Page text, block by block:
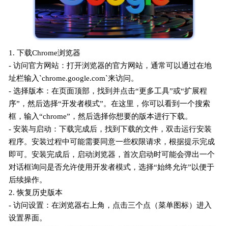
1. 下载Chrome浏览器
- 访问官方网站：打开浏览器的官方网站，通常可以通过在地
址栏输入`chrome.google.com`来访问。
- 选择版本：在页面顶部，找到并点击“更多工具”或“扩展程
序”，然后选择“开发者模式”。在这里，你可以看到一个搜索
框，输入“chrome”，然后选择你想要的版本进行下载。
- 安装与启动：下载完成后，找到下载的文件，双击运行安装
程序。安装过程中可能需要同意一些权限请求，根据提示完成
即可。安装完成后，启动浏览器，首次启动时可能会弹出一个
对话框询问是否允许使用开发者模式，选择“始终允许”以便于
后续操作。
2. 恢复历史版本
- 访问设置：在浏览器右上角，点击三个点（菜单图标）进入
设置界面。